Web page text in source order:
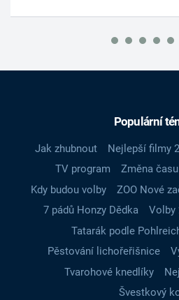
Populární
Jak zhubnout Nejlepší filmy
TV program
Změna času
Kdy budou volby
ZOO Nové
7 pádů Honzy Dědka
Volby
Tatarák podle
Pěstování lichořeřišnice
Tvarohové knedlíky
Švestkový